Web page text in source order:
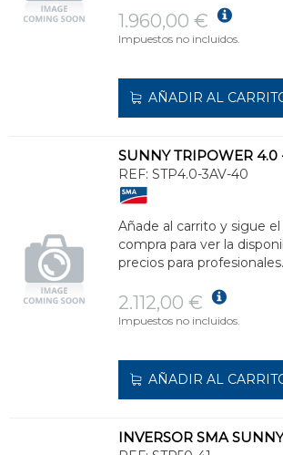
1.960,00 €
Impuestos no incluidos.
AÑADIR AL
SUNNY TRIPOWER 4.0
REF: STP4.0-3AV-40
Añade al carrito y sigue
compra para ver la
precios para profesionales.
2.112,00 €
Impuestos no incluidos.
AÑADIR AL